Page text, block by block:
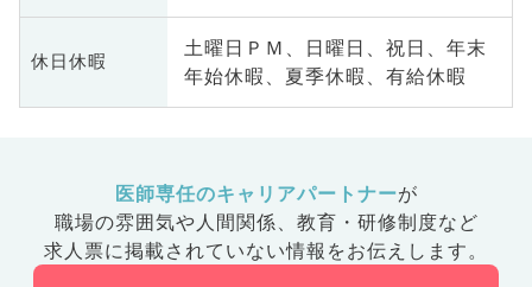
休日休暇
土曜日ＰＭ、日曜日、祝日、年末
年始休暇、夏季休暇、有給休暇
医師専任のキャリアパートナーが
職場の雰囲気や人間関係、 教育・研修制度など
求人票に掲載されていない情報をお伝えします。